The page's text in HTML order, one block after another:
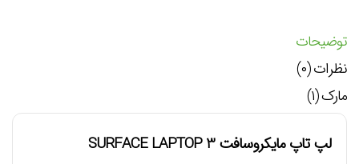
توضیحات
نظرات (۰)
مارک (۱)
لپ تاپ مایکروسافت SURFACE LAPTOP 3